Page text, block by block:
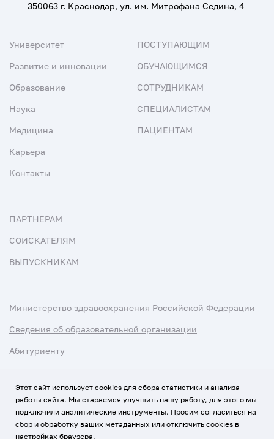
350063 г. Краснодар, ул. им. Митрофана Седина, 4
Университет
Развитие и инновации
Образование
Наука
Медицина
Карьера
Контакты
ПОСТУПАЮЩИМ
ОБУЧАЮЩИМСЯ
СОТРУДНИКАМ
СПЕЦИАЛИСТАМ
ПАЦИЕНТАМ
ПАРТНЕРАМ
СОИСКАТЕЛЯМ
ВЫПУСКНИКАМ
Министерство здравоохранения Российской Федерации
Сведения об образовательной организации
Абитуриенту
Политика обработки персональных данных
Этот сайт использует cookies для сбора статистики и анализа
работы сайта. Мы стараемся улучшить нашу работу, для этого мы
подключили аналитические инструменты. Просим согласиться на
сбор и обработку ваших метаданных или отключить cookies в
настройках браузера.